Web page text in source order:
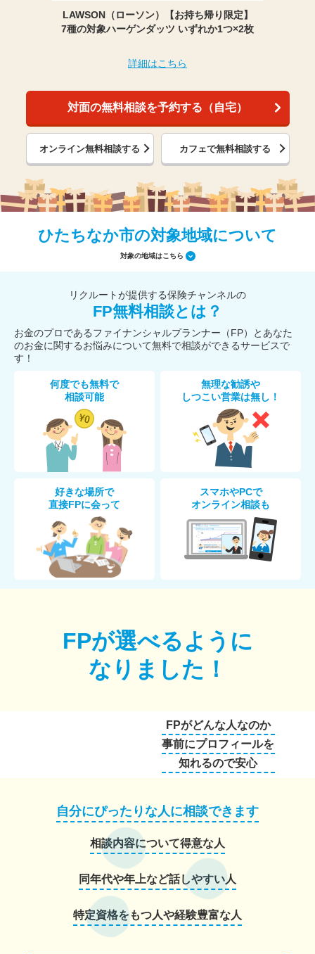
LAWSON（ローソン）【お持ち帰り限定】
7種の対象ハーゲンダッツ いずれか1つ×2枚
詳細はこちら
対面の無料相談を予約する（自宅）
オンライン無料相談する カフェで無料相談する
ひたちなか市の対象地域について
対象の地域はこちら
リクルートが提供する保険チャンネルの
FP無料相談とは？
お金のプロであるファイナンシャルプランナー（FP）とあなた
のお金に関するお悩みについて無料で相談ができるサービスで
す！
何度でも無料で
相談可能
無理な勧誘や
しつこい営業は無し！
好きな場所で
直接FPに会って
スマホやPCで
オンライン相談も
FPが選べるように
なりました！
FPがどんな人なのか
事前にプロフィールを
知れるので安心
自分にぴったりな人に相談できます
相談内容について得意な人
同年代や年上など話しやすい人
特定資格をもつ人や経験豊富な人